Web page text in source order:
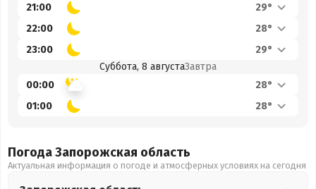
21:00
29°
22:00
28°
23:00
29°
Суббота, 8 августаЗавтра
00:00
28°
01:00
28°
Погода Запорожская область
Актуальная информация о погоде и атмосферных условиях на сегодня